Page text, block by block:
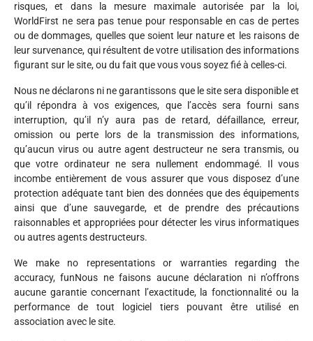
risques, et dans la mesure maximale autorisée par la loi,
WorldFirst ne sera pas tenue pour responsable en cas de pertes
ou de dommages, quelles que soient leur nature et les raisons de
leur survenance, qui résultent de votre utilisation des informations
figurant sur le site, ou du fait que vous vous soyez fié à celles-ci.
Nous ne déclarons ni ne garantissons que le site sera disponible et
qu’il répondra à vos exigences, que l’accès sera fourni sans
interruption, qu’il n’y aura pas de retard, défaillance, erreur,
omission ou perte lors de la transmission des informations,
qu’aucun virus ou autre agent destructeur ne sera transmis, ou
que votre ordinateur ne sera nullement endommagé. Il vous
incombe entièrement de vous assurer que vous disposez d’une
protection adéquate tant bien des données que des équipements
ainsi que d’une sauvegarde, et de prendre des précautions
raisonnables et appropriées pour détecter les virus informatiques
ou autres agents destructeurs.
We make no representations or warranties regarding the
accuracy, funNous ne faisons aucune déclaration ni n’offrons
aucune garantie concernant l’exactitude, la fonctionnalité ou la
performance de tout logiciel tiers pouvant être utilisé en
association avec le site.